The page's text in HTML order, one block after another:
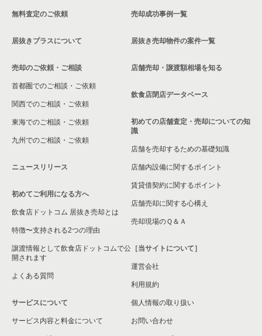
中野区の飲食店の居抜き売却物件の案件一覧
無料査定のご依頼
居抜きプラスについて
売却のご依頼・ご相談
首都圏でのご相談・ご依頼
関西でのご相談・ご依頼
東海でのご相談・ご依頼
九州でのご相談・ご依頼
ニュースリリース
初めてご利用になる方へ
飲食店ドットコム 居抜き売却とは
特徴〜支持される2つの理由
譲渡情報として飲食店ドットコムで公
開されます
よくある質問
サービスについて
サービス内容と料金について
売却成功事例一覧
居抜き売却物件の案件一覧
店舗売却・譲渡額相場を知る
飲食店閉店データベース
初めての店舗査定・売却についての知
識
店舗を売却するための基礎知識
店舗内設備に関するポイント
賃貸借契約に関するポイント
店舗売却に関する心構え
売却現場のＱ＆Ａ
［当サイトについて］
運営会社
利用規約
個人情報の取り扱い
お問い合わせ